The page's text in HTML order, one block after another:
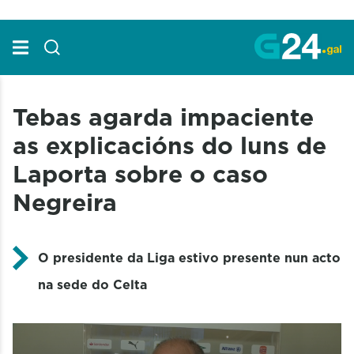
Tebas agarda impaciente
as explicacións do luns de
Laporta sobre o caso
Negreira
O presidente da Liga estivo presente nun acto
na sede do Celta